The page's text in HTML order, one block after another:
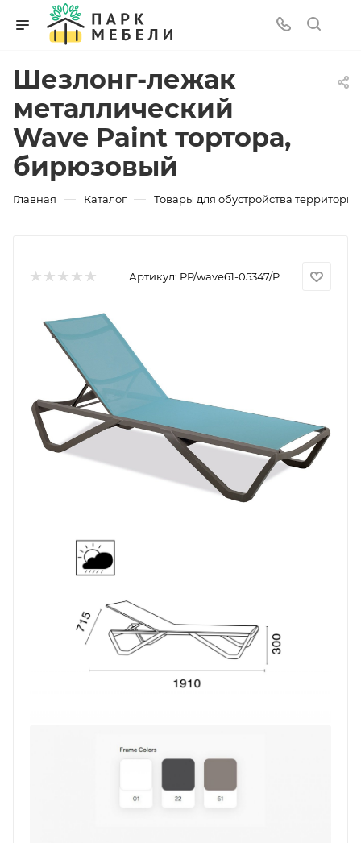
Шезлонг-лежак
металлический
Wave Paint тортора,
бирюзовый
Главная — Каталог — Товары для обустройства территории
Артикул: PP/wave61-05347/P